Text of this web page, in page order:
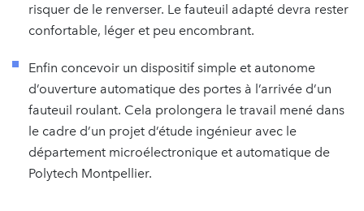
risquer de le renverser. Le fauteuil adapté devra rester
confortable, léger et peu encombrant.
Enfin concevoir un dispositif simple et autonome
d’ouverture automatique des portes à l’arrivée d’un
fauteuil roulant. Cela prolongera le travail mené dans
le cadre d’un projet d’étude ingénieur avec le
département microélectronique et automatique de
Polytech Montpellier.